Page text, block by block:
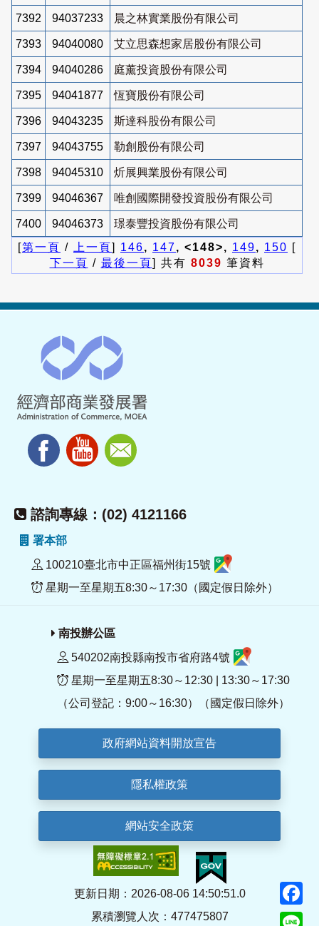
7392 94037233 晨之林實業股份有限公司
7393 94040080 艾立思森想家居股份有限公司
7394 94040286 庭薰投資股份有限公司
7395 94041877 恆寶股份有限公司
7396 94043235 斯達科股份有限公司
7397 94043755 勒創股份有限公司
7398 94045310 炘展興業股份有限公司
7399 94046367 唯創國際開發投資股份有限公司
7400 94046373
璟泰豐投資股份有限公司
[第一頁 / 上一頁] 146, 147, <148>, 149, 150 [
下一頁 / 最後一頁] 共有 8039 筆資料
諮詢專線：(02) 4121166
署本部
100210臺北市中正區福州街15號
星期一至星期五8:30～17:30（國定假日除外）
南投辦公區
540202南投縣南投市省府路4號
星期一至星期五8:30～12:30 | 13:30～17:30
（公司登記：9:00～16:30）（國定假日除外）
政府網站資料開放宣告
隱私權政策
網站安全政策
更新日期：2026-08-06 14:50:51.0
累積瀏覽人次：477475807